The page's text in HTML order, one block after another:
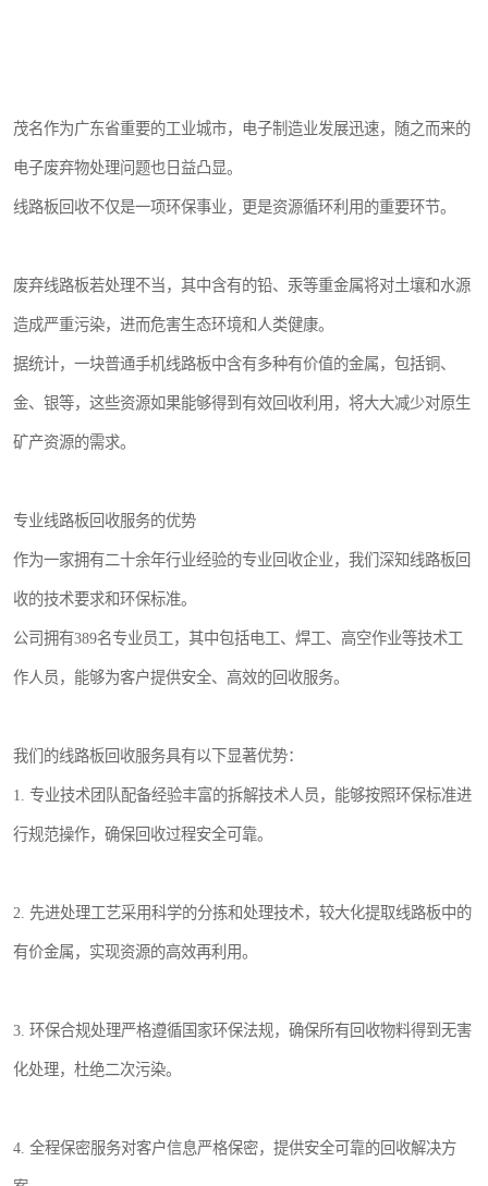
茂名作为广东省重要的工业城市，电子制造业发展迅速，随之而来的
电子废弃物处理问题也日益凸显。
线路板回收不仅是一项环保事业，更是资源循环利用的重要环节。
废弃线路板若处理不当，其中含有的铅、汞等重金属将对土壤和水源
造成严重污染，进而危害生态环境和人类健康。
据统计，一块普通手机线路板中含有多种有价值的金属，包括铜、
金、银等，这些资源如果能够得到有效回收利用，将大大减少对原生
矿产资源的需求。
专业线路板回收服务的优势
作为一家拥有二十余年行业经验的专业回收企业，我们深知线路板回
收的技术要求和环保标准。
公司拥有389名专业员工，其中包括电工、焊工、高空作业等技术工
作人员，能够为客户提供安全、高效的回收服务。
我们的线路板回收服务具有以下显著优势：
1. 专业技术团队配备经验丰富的拆解技术人员，能够按照环保标准进
行规范操作，确保回收过程安全可靠。
2. 先进处理工艺采用科学的分拣和处理技术，较大化提取线路板中的
有价金属，实现资源的高效再利用。
3. 环保合规处理严格遵循国家环保法规，确保所有回收物料得到无害
化处理，杜绝二次污染。
4. 全程保密服务对客户信息严格保密，提供安全可靠的回收解决方